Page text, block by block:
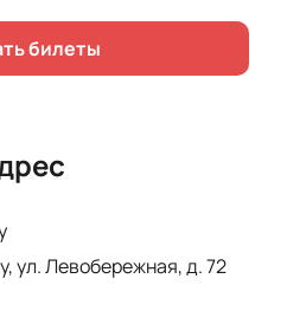
концерт группы
всю мощь живого
на нашем сайте — это
билеты
ул. Левобережная, д. 72